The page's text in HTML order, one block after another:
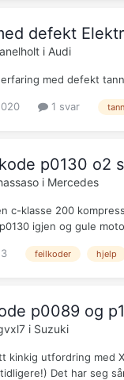
defekt
i Audi
med defekt
1 svar
p0130 o2
i Mercedes
c-klasse 200
igjen og gule
feilkoder hjelp
p0089 og
i Suzuki
kinkig utfordring med
Det har seg